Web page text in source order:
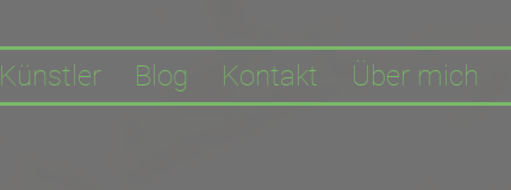
Künstler Blog Kontakt Über mich